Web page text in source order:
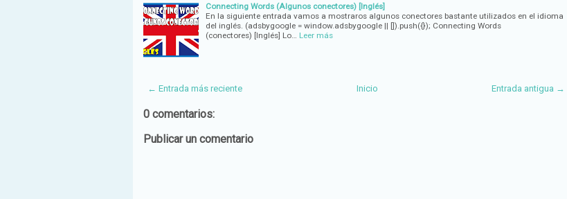
Connecting Words (Algunos conectores) [Inglés]
En la siguiente entrada vamos a mostraros algunos conectores bastante utilizados en el idioma
del inglés. (adsbygoogle = window.adsbygoogle || []).push({}); Connecting Words
(conectores) [Inglés] Lo…
Leer más
← Entrada más reciente Entrada antigua →
Inicio
0 comentarios:
Publicar un comentario